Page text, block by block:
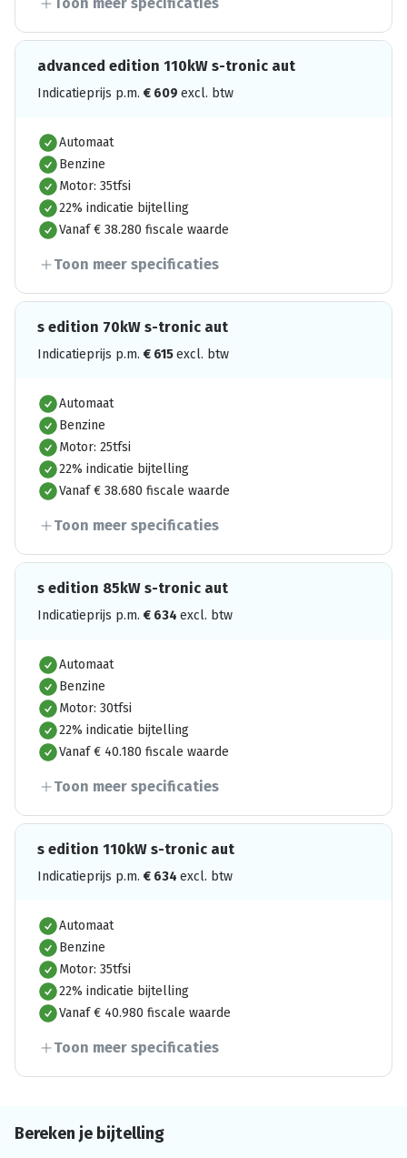
advanced edition 110kW s-tronic aut
Indicatieprijs p.m. € 609 excl. btw
Automaat
Benzine
Motor: 35tfsi
22% indicatie bijtelling
Vanaf € 38.280 fiscale waarde
Toon meer specificaties
s edition 70kW s-tronic aut
Indicatieprijs p.m. € 615excl. btw
Automaat
Benzine
Motor: 25tfsi
22% indicatie bijtelling
Vanaf € 38.680 fiscale waarde
Toon meer specificaties
s edition 85kW s-tronic aut
Indicatieprijs p.m. € 634 excl. btw
Automaat
Benzine
Motor: 30tfsi
22% indicatie bijtelling
Vanaf € 40.180 fiscale waarde
Toon meer specificaties
s edition 110kW s-tronic aut
Indicatieprijs p.m. € 634 excl. btw
Automaat
Benzine
Motor: 35tfsi
22% indicatie bijtelling
Vanaf € 40.980 fiscale waarde
Toon meer specificaties
Bereken je bijtelling